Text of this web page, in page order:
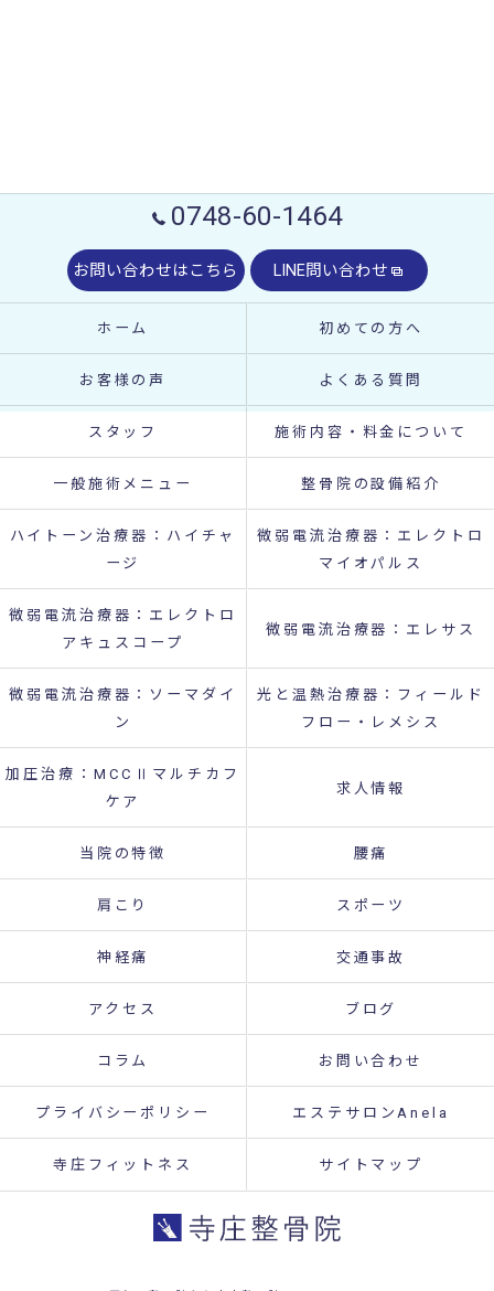
0748-60-1464
お問い合わせはこちら LINE問い合わせ
ホーム 初めての方へ
お客様の声 よくある質問
スタッフ 施術内容・料金について
一般施術メニュー 整骨院の設備紹介
ハイトーン治療器：ハイチャ
ージ
微弱電流治療器：エレクトロ
マイオパルス
微弱電流治療器：エレクトロ
アキュスコープ
微弱電流治療器：エレサス
微弱電流治療器：ソーマダイ
ン
光と温熱治療器：フィールド
フロー・レメシス
加圧治療：MCCⅡマルチカフ
ケア
求人情報
当院の特徴 腰痛
肩こり スポーツ
神経痛 交通事故
アクセス ブログ
コラム お問い合わせ
プライバシーポリシー エステサロンAnela
寺庄フィットネス サイトマップ